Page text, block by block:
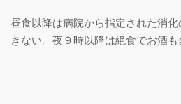
昼食以降は病院から指定された消
きない。夜９時以降は絶食でお酒